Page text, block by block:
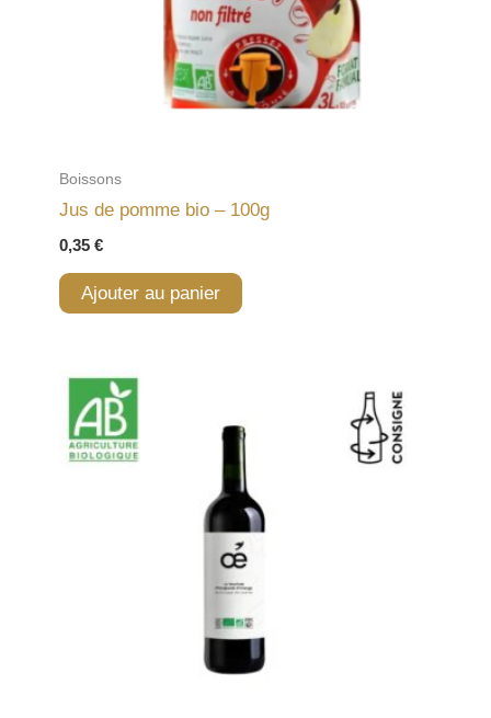
Boissons
Jus de pomme bio – 100g
0,35 €
Ajouter au panier